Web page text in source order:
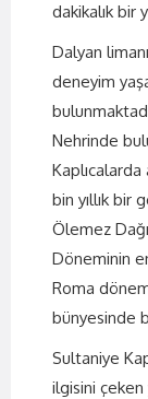
dakikalık bir
Dalyan
deneyim
Nehrinde
Kaplıcalarda
bin yıllık bir
Ölemez
Döneminin
Roma
bünyesinde
Sultaniye
ilgisini çeken